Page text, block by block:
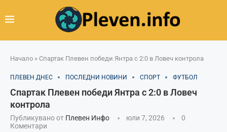
Начало » Спартак Плевен победи Янтра с 2:0 в Ловеч контрола
ПЛЕВЕН ДНЕС ПОСЛЕДНИ НОВИНИ СПОРТ ФУТБОЛ
Спартак Плевен победи Янтра с 2:0 в Ловеч
контрола
Публикувано от Плевен Инфо юли 7, 2026
0
Коментари